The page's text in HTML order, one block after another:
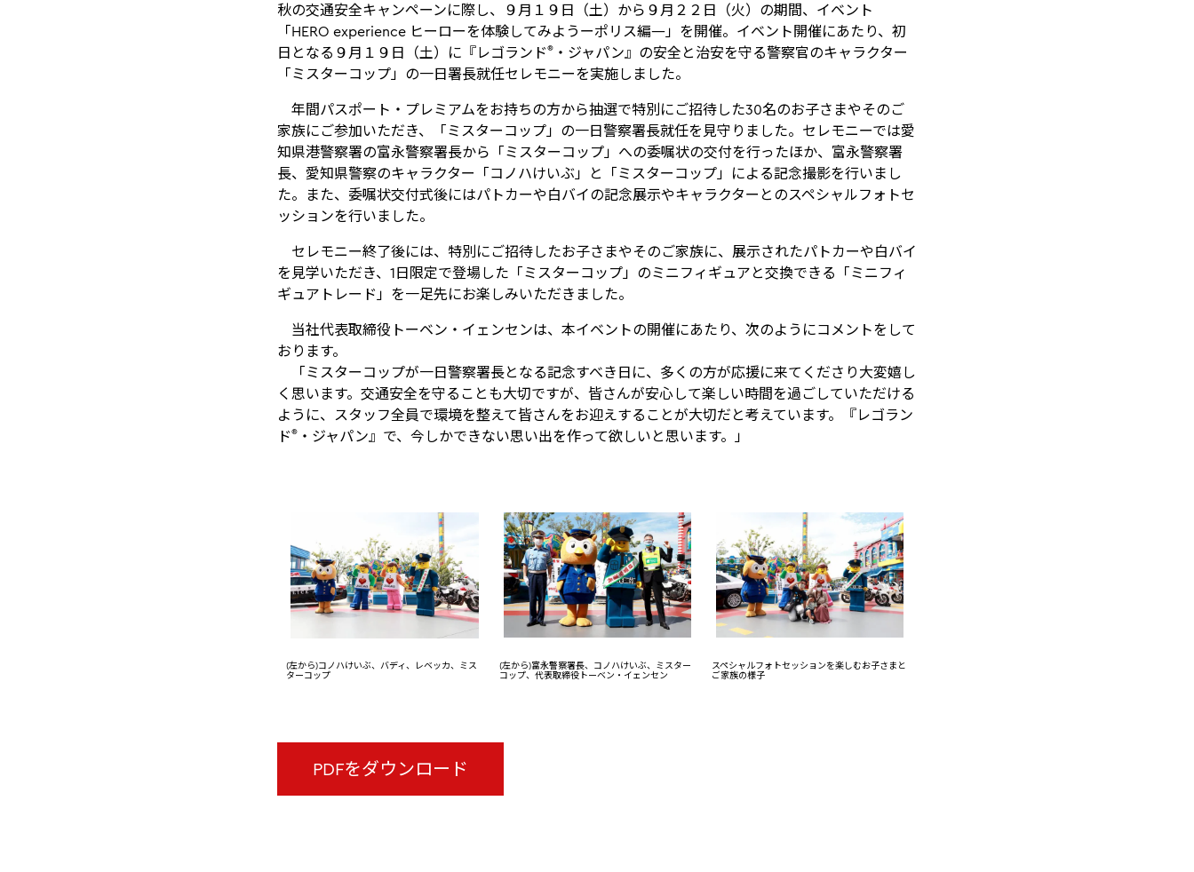
秋の交通安全キャンペーンに際し、９月１９日（土）から９月２２日（火）の期間、イベント
「HERO experience ヒーローを体験してみようーポリス編―」を開催。イベント開催にあたり、初
日となる９月１９日（土）に『レゴランド® ・ジャパン』の安全と治安を守る警察官のキャラクター
「ミスターコップ」の一日署長就任セレモニーを実施しました。
年間パスポート・プレミアムをお持ちの方から抽選で特別にご招待した30名のお子さまやそのご
家族にご参加いただき、「ミスターコップ」の一日警察署長就任を見守りました。セレモニーでは愛
知県港警察署の富永警察署長から「ミスターコップ」への委嘱状の交付を行ったほか、富永警察署
長、愛知県警察のキャラクター「コノハけいぶ」と「ミスターコップ」による記念撮影を行いまし
た。また、委嘱状交付式後にはパトカーや白バイの記念展示やキャラクターとのスペシャルフォトセ
ッションを行いました。
セレモニー終了後には、特別にご招待したお子さまやそのご家族に、展示されたパトカーや白バイ
を見学いただき、1日限定で登場した「ミスターコップ」のミニフィギュアと交換できる「ミニフィ
ギュアトレード」を一足先にお楽しみいただきました。
当社代表取締役トーベン・イェンセンは、本イベントの開催にあたり、次のようにコメントをして
おります。
「ミスターコップが一日警察署長となる記念すべき日に、多くの方が応援に来てくださり大変嬉し
く思います。交通安全を守ることも大切ですが、皆さんが安心して楽しい時間を過ごしていただける
ように、スタッフ全員で環境を整えて皆さんをお迎えすることが大切だと考えています。『レゴラン
ド® ・ジャパン』で、今しかできない思い出を作って欲しいと思います。」
(左から)コノハけいぶ、バディ、レベッカ、ミス
ターコップ
(左から)富永警察署長、コノハけいぶ、ミスター
コップ、代表取締役トーベン・イェンセン
スペシャルフォトセッションを楽しむお子さまと
ご家族の様子
PDFをダウンロード